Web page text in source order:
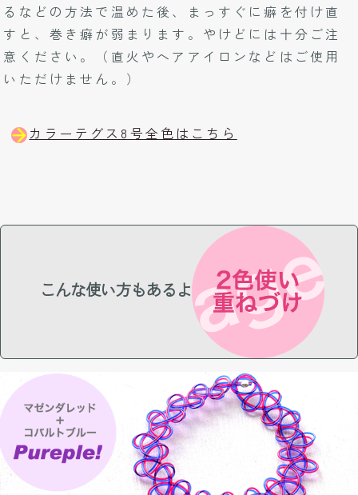
るなどの方法で温めた後、まっすぐに癖を付け直
すと、巻き癖が弱まります。やけどには十分ご注
意ください。（直火やヘアアイロンなどはご使用
いただけません。）
カラーテグス8号全色はこちら
こんな使い方もあるよ